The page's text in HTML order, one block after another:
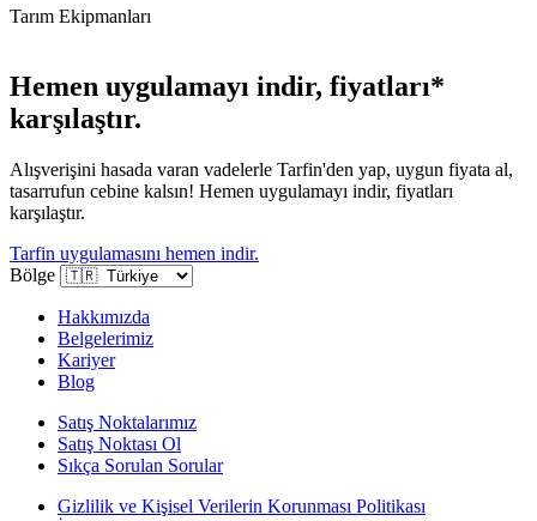
Tarım Ekipmanları
Hemen uygulamayı indir, fiyatları*
karşılaştır.
Alışverişini hasada varan vadelerle Tarfin'den yap, uygun fiyata al,
tasarrufun cebine kalsın! Hemen uygulamayı indir, fiyatları
karşılaştır.
Tarfin uygulamasını hemen indir.
Bölge
Hakkımızda
Belgelerimiz
Kariyer
Blog
Satış Noktalarımız
Satış Noktası Ol
Sıkça Sorulan Sorular
Gizlilik ve Kişisel Verilerin Korunması Politikası